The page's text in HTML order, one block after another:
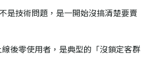
是技術問題，是一開始沒搞清楚要賣
後零使用者，是典型的「沒鎖定客群